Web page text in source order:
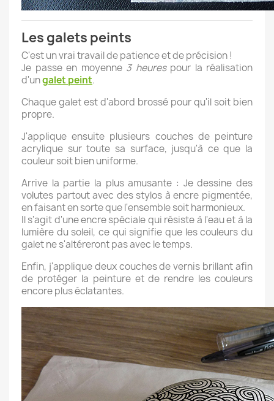
Les galets peints
C'est un vrai travail de patience et de précision !
Je passe en moyenne 3 heurespour la réalisation
d'ungalet peint.
Chaque galet est d'abord brossé pour qu'il soit bien
propre.
J'applique ensuite plusieurs couches de peinture
acrylique sur toute sa surface, jusqu'à ce que la
couleur soit bien uniforme.
Arrive la partie la plus amusante : Je dessine des
volutes partout avec des stylos à encre pigmentée,
en faisant en sorte que l'ensemble soit harmonieux.
Il s'agit d'une encre spéciale qui résiste à l'eau et à la
lumière du soleil, ce qui signifie que les couleurs du
galet ne s'altéreront pas avec le temps.
Enfin, j'applique deux couches de vernis brillant afin
de protéger la peinture et de rendre les couleurs
encore plus éclatantes.